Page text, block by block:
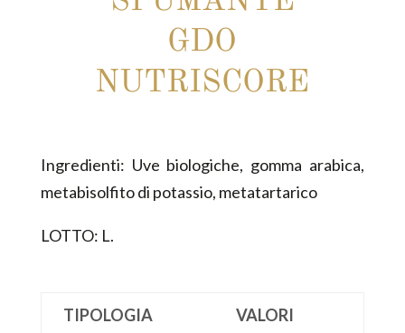
GDO
NUTRISCORE
Ingredienti: Uve biologiche, gomma arabica,
metabisolfito di potassio, metatartarico
LOTTO: L.
TIPOLOGIA VALORI